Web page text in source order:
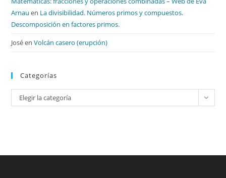
Arnau en La divisibilidad. Números primos y compuestos.
Descomposición en factores primos.
JoséenVolcán casero (erupción)
Categorías
Categorías
Elegir la categoría